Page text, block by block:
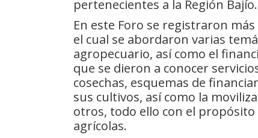
pertenecientes a la Región Bajío.
En este Foro se registraron
el cual se abordaron varias
agropecuario, así como el
que se dieron a conocer
cosechas, esquemas de
sus cultivos, así como la
otros, todo ello con el
agrícolas.